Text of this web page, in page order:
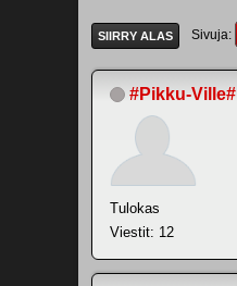
SIIRRY ALAS Sivuja
#Pikku-Ville#
Tulokas
Viestit: 12